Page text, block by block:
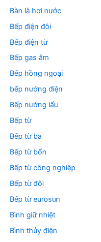
Bàn là hơi nước
Bếp điện đôi
Bếp điện từ
Bếp gas âm
Bếp hồng ngoại
bếp nướng điện
Bếp nướng lẩu
Bếp từ
Bếp từ ba
Bếp từ bốn
Bếp từ công nghiệp
Bếp từ đôi
Bếp từ eurosun
Bình giữ nhiệt
Bình thủy điện